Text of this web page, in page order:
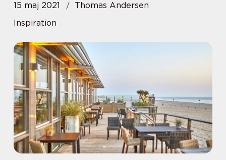
15 maj 2021
Thomas Andersen
Inspiration